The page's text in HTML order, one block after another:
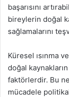
başarısını
bireylerin doğal
sağlamalarını
Küresel ısınma
doğal
faktörlerdir. Bu
mücadele